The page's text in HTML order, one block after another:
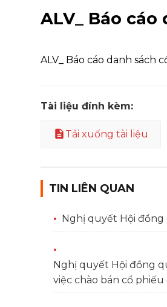
ALV_ Báo
ALV_ Báo cáo danh sách
Tài liệu đính kèm:
Tải xuống tài liệu
TIN LIÊN QUAN
Nghị quyết Hội
Nghị quyết Hội đồng
việc chào bán cổ